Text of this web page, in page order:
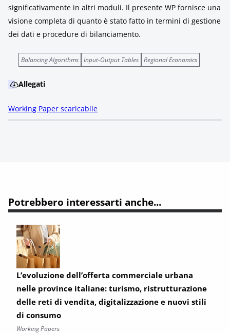
significativamente in altri moduli. Il presente WP fornisce una
visione completa di quanto è stato fatto in termini di gestione
dei dati e procedure di bilanciamento.
Balancing Algorithms Input-Output Tables Regional Economics
Allegati
Working Paper scaricabile
Potrebbero interessarti anche...
L’evoluzione dell’offerta commerciale urbana
nelle province italiane: turismo, ristrutturazione
delle reti di vendita, digitalizzazione e nuovi stili
di consumo
Working Papers